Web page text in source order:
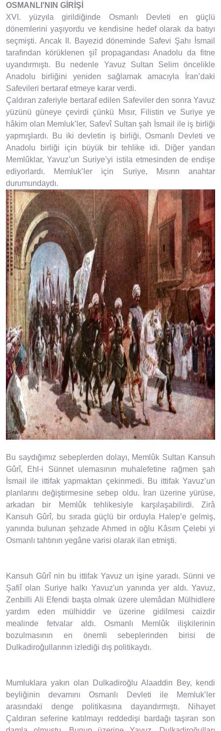
OSMANLI'NIN GİRİŞİ
XVI. yüzyıla girildiğinde Osmanlı Devleti en güçlü
dönemlerini yaşıyordu ve kendisine hedef olarak da batıyı
seçmişti. Ancak II. Bayezid döneminde Safevi Şahı İsmail
tarafından körüklenen şiî propagandası Anadolu da fitne
uyandırmıştı. Bu nedenle Yavuz Sultan Selim öncelikle
Anadolu birliğini yeniden sağlamak amacıyla İran’daki
Safevileri bertaraf etmeye karar verdi.
Çaldıran zaferiyle bertaraf edilen Safeviler den sonra Yavuz
yüzünü güneye çevirdi çünkü Mısır, Filistin ve Suriye ye
hâkim olan Memluk’ler, Safevî Sultan şah İsmail ile iş birliği
yapmışlardı. Bu iki devletin iş birliği, Osmanlı Devleti ve
Anadolu birliği için büyük bir tehlike idi. Diğer yandan
Memlûklar, Yavuz’un Suriye’yi istila etmesinden de endişe
ediyorlardı. Memluk’ler için Suriye, Mısırın anahtar
durumundaydı.
Bu saydığımız sebeplerden dolayı, Memlûk Sultan Kansuh
Gûrî, Ehl-i Sünnet ulemasının muhalefetine rağmen şah
İsmail ile ittifak yapmaktan çekinmedi. Bu ittifak Yavuz’un
planlarını değiştirmesine sebep oldu. İran üzerine yürüse,
arkadan bir Memlûk tehlikesiyle karşılaşabilirdi. Zirâ
Kansuh Gûrî, bu sırada güçlü bir orduyla Halep’e gelmiş,
yanında bulunan şehzade Ahmed in oğlu Kâsım Çelebi yi
Osmanlı tahtının yegâne varisi olarak ilan etmişti.
Kansuh Gûrî nin bu ittifak Yavuz un işine yaradı. Sünni ve
Şafiî olan Suriye halkı Yavuz'un yanında yer aldı. Yavuz,
Zenbilli Ali Efendi başta olmak üzere ulemâdan Mülhidlere
yardım eden mülhiddir ve üzerine gidilmesi caizdir
mealinde fetvalar aldı. Osmanlı Memlûk ilişkilerinin
bozulmasının en önemli sebeplerinden birisi de
Dulkadiroğullarının izlediği dış politikaydı.
Mumluklara yakın olan Dulkadiroğlu Alaaddin Bey, kendi
beyliğinin devamını Osmanlı Devleti ile Memluk’ler
arasındaki denge politikasına dayandırmıştı. Nihayet
Çaldıran seferine katılmayı reddedişi bardağı taşıran son